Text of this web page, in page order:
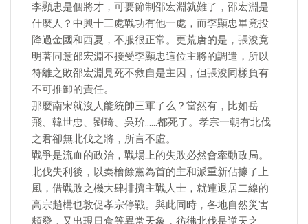
李顯忠是個將才，可要節制邵宏淵就難了，邵宏淵是
什麼人？中興十三處戰功有他一處，而李顯忠畢竟投
降過金國和西夏，不服很正常。更荒唐的是，張浚竟
明著同意邵宏淵不接受李顯忠這位主將的調遣，所以
符離之敗邵宏淵見死不救自是主因，但張浚同樣負有
不可推卸的責任。
那麼南宋就沒人能統帥三軍了么？當然有，比如岳
飛、韓世忠、劉琦、吳玠……都死了。孝宗一朝有北伐
之君卻無北伐之將，所言不虛。
戰爭是流血的政治，戰場上的失敗必然會牽動政局。
北伐失利後，以秦檜餘黨為首的主和派重新佔據了上
風，借戰敗之機大肆排擠主戰人士，就連退居二線的
高宗趙構也敦促孝宗停戰。與此同時，各地自然災害
頻發，又出現日食等異常天象，彷彿北伐是逆天之